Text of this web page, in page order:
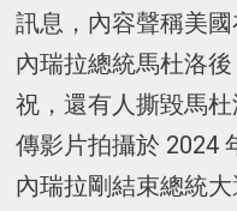
訊息，內容聲稱美
內瑞拉總統馬杜洛
祝，還有人撕毀馬
傳影片拍攝於 2024
內瑞拉剛結束總統